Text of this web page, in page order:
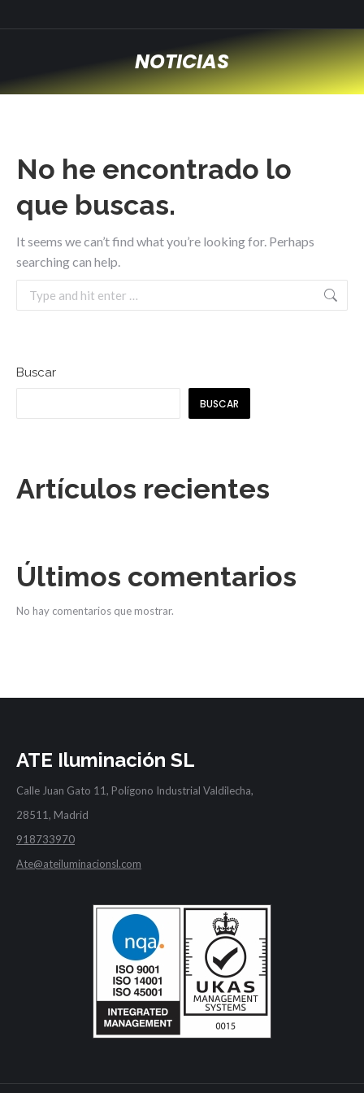
NOTICIAS
You are here:
No he encontrado lo
que buscas.
It seems we can’t find what you’re looking for. Perhaps
searching can help.
Search:
Buscar
BUSCAR
Artículos recientes
Últimos comentarios
No hay comentarios que mostrar.
ATE Iluminación SL
Calle Juan Gato 11, Polígono Industrial Valdilecha,
28511, Madrid
918733970
Ate@ateiluminacionsl.com